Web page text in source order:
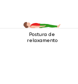
Postura de
relaxamento